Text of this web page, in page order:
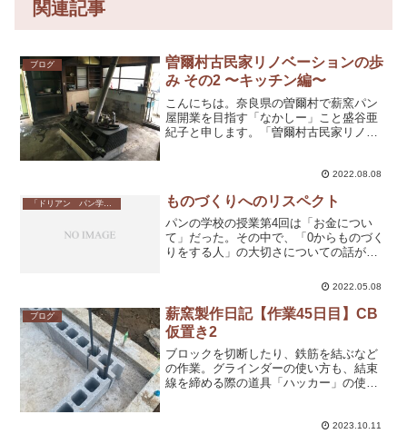
関連記事
ブログ
曽爾村古民家リノベーションの歩
み その2 〜キッチン編〜
こんにちは。奈良県の曽爾村で薪窯パン
屋開業を目指す「なかしー」こと盛谷亜
紀子と申します。「曽爾村古民家リノベ
り、前に住んでいらっしゃった方の生活
2022.08.08
ものづくりへのリスペクト
パンの学校の授業第4回は「お金につい
て」だった。その中で、「0からものづく
りをする人」の大切さについての話があ
るがリアルなものは増えていないので価
師、家具職人、麦からパン...
2022.05.08
ブログ
薪窯製作日記【作業45日目】CB
仮置き2
ブロックを切断したり、鉄筋を結ぶなど
の作業。グラインダーの使い方も、結束
線を締める際の道具「ハッカー」の使い
せませんが……。YouTubeに、知恵を残
2023.10.11